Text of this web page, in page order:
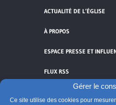
Gérer le
Ce site utilise des cookies pour
ACTUALITÉ DE L’ÉGLISE
À PROPOS
ESPACE PRESSE ET
FLUX RSS